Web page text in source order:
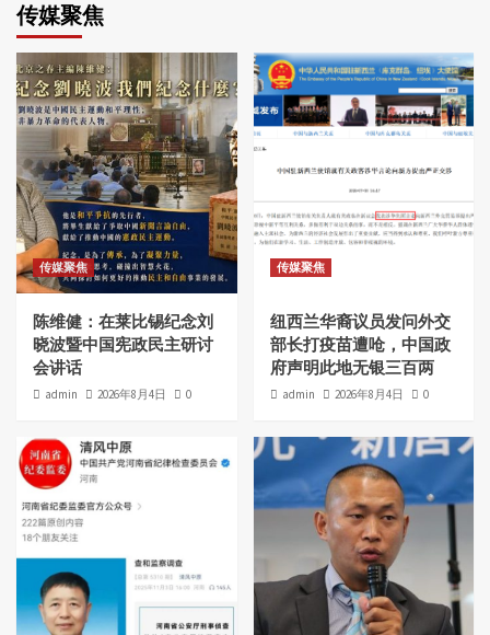
4
张盼成等良心犯
5
社会万象
刘四新 | 刘迎新遭石义权（石野）自诉诽谤罪一
案的法律意见
社会万象
一个拿着手机拍摄的人——声援张展
2
社会万象 聚焦法治
3
社会万象
《国有器官》震撼洛城 观众：推动民众觉醒
社会万象
传媒聚焦
传媒聚焦
陈维健：在莱比锡纪念刘
晓波暨中国宪政民主研讨
会讲话
admin 2026年8月4日 0
传媒聚焦
纽西兰华裔议员发问外交
部长打疫苗遭呛，中国政
府声明此地无银三百两
admin 2026年8月4日 0